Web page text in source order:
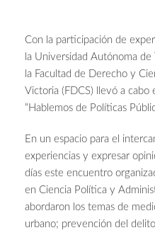
Con la participación de
la Universidad Autónoma de
la Facultad de Derecho y
Victoria (FDCS) llevó a cabo
“Hablemos de Políticas
En un espacio para el
experiencias y expresar
días este encuentro
en Ciencia Política y
abordaron los temas de
urbano; prevención del